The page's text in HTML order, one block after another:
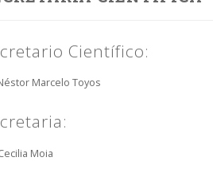
Científico:
Marcelo Toyos
Moia